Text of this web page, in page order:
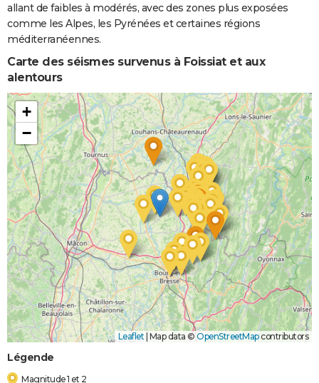
allant de faibles à modérés, avec des zones plus exposées
comme les Alpes, les Pyrénées et certaines régions
méditerranéennes.
Carte des séismes survenus à Foissiat et aux
alentours
+
−
Leaflet | Map data © OpenStreetMapcontributors
Légende
Magnitude 1 et 2